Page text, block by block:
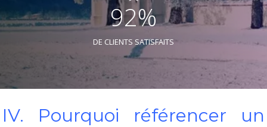
92%
DE CLIENTS SATISFAITS
IV. Pourquoi référencer un